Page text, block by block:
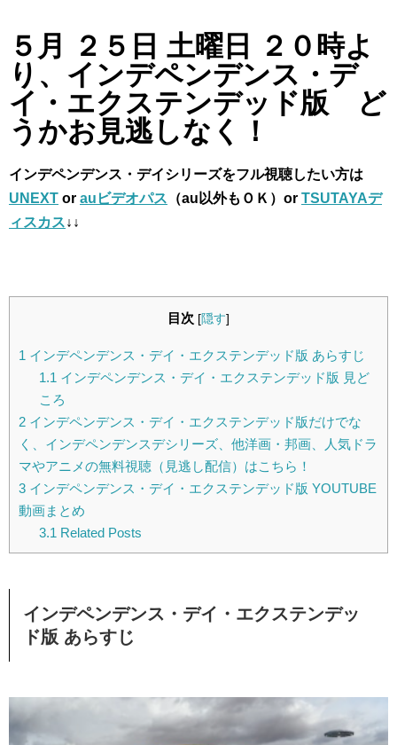
５月 ２５日 土曜日 ２０時よ
り、インデペンデンス・デ
イ・エクステンデッド版 ど
うかお見逃しなく！
インデペンデンス・デイシリーズをフル視聴したい方は
UNEXT or auビデオパス （au以外もＯＫ）or TSUTAYAデ
ィスカス↓↓
目次 [隠す]
1 インデペンデンス・デイ・エクステンデッド版 あらすじ
1.1 インデペンデンス・デイ・エクステンデッド版 見ど
ころ
2 インデペンデンス・デイ・エクステンデッド版だけでな
く、インデペンデンスデシリーズ、他洋画・邦画、人気ドラ
マやアニメの無料視聴（見逃し配信）はこちら！
3 インデペンデンス・デイ・エクステンデッド版 YOUTUBE
動画まとめ
3.1 Related Posts
インデペンデンス・デイ・エクステンデッ
ド版 あらすじ